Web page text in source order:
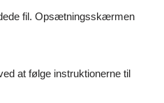
fil. Opsætningsskærmen
at følge instruktionerne til